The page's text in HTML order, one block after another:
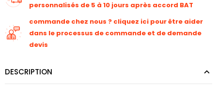
personnalisés de 5 à 10 jours après accord BAT
commande chez nous ? cliquez ici pour être aider
dans le processus de commande et de demande
devis
DESCRIPTION